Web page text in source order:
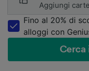
Aggiungi
Fino al 20% di
alloggi con